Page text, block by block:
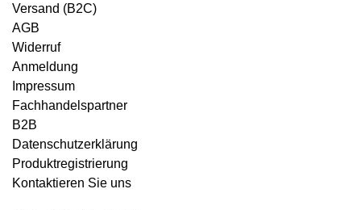
Versand (B2C)
AGB
Widerruf
Anmeldung
Impressum
Fachhandelspartner
B2B
Datenschutzerklärung
Produktregistrierung
Kontaktieren Sie uns